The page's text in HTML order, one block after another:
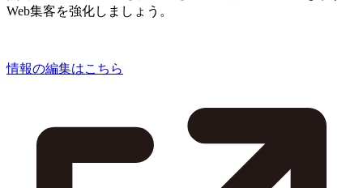
Web集客を強化しましょう。
情報の編集はこちら